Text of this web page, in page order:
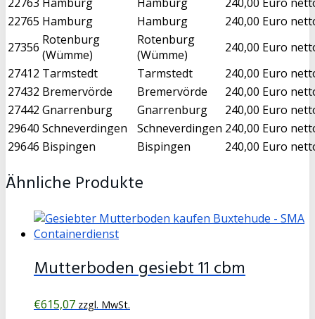
22765 Hamburg Hamburg
240,00 Euro
27356 Rotenburg
(Wümme)
Rotenburg
(Wümme)
240,00 Euro
27412 Tarmstedt Tarmstedt
240,00 Euro
27432 Bremervörde Bremervörde
240,00 Euro
27442 Gnarrenburg Gnarrenburg
240,00 Euro
29640 Schneverdingen Schneverdingen 240,00 Euro
29646 Bispingen Bispingen 240,00 Euro
Ähnliche Produkte
Mutterboden gesiebt 11 cbm
€615,07 zzgl. MwSt.